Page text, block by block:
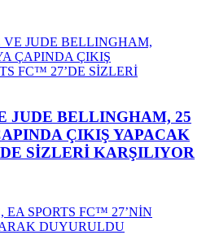
JUDE BELLINGHAM, 25
ÇIKIŞ YAPACAK
SİZLERİ KARŞILIYOR